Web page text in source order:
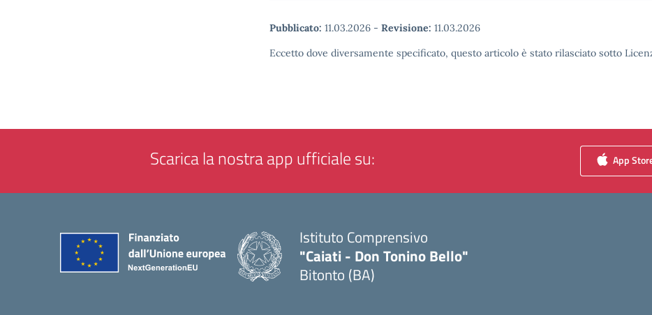
Pubblicato: 11.03.2026 - Revisione: 11.03.2026
Eccetto dove diversamente specificato, questo articolo è stato rilasciato sotto
Scarica la nostra app ufficiale su: App
Istituto Comprensivo
"Caiati - Don Tonino Bello"
Bitonto (BA)